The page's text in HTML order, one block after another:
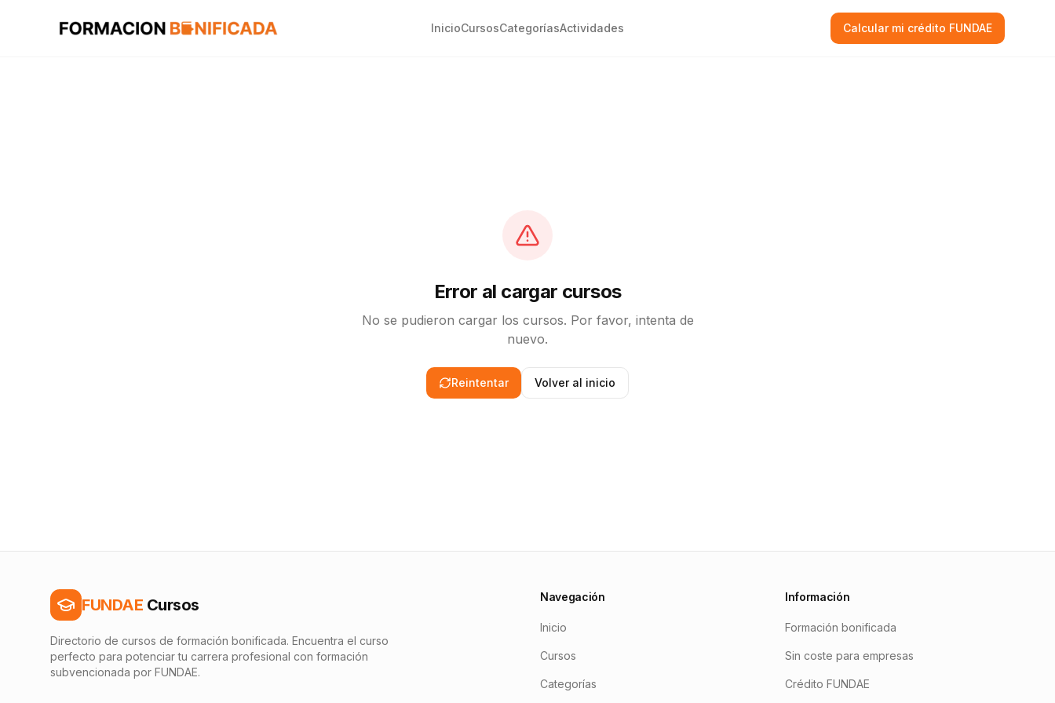
InicioCursosCategoríasActividades Calcular mi crédito FUNDAE
Error al cargar cursos
No se pudieron cargar los cursos. Por favor, intenta de
nuevo.
Reintentar Volver al inicio
FUNDAE Cursos
Directorio de cursos de formación bonificada. Encuentra el curso
perfecto para potenciar tu carrera profesional con formación
subvencionada por FUNDAE.
Navegación
Inicio
Cursos
Categorías
Información
Formación bonificada
Sin coste para empresas
Crédito FUNDAE